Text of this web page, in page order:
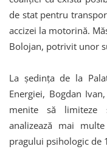
de stat pentru
accizei la motorină.
Bolojan, potrivit unor
La ședința de la
Energiei, Bogdan
menite să limiteze
analizează mai
pragului psihologic de